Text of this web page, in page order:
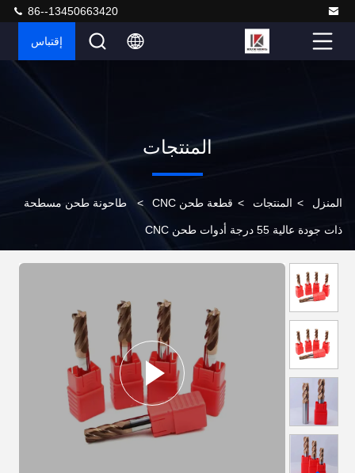
86--13450663420
إقتباس
المنتجات
المنزل > المنتجات > قطعة طحن CNC > طاحونة طحن مسطحة
ذات جودة عالية 55 درجة أدوات طحن CNC